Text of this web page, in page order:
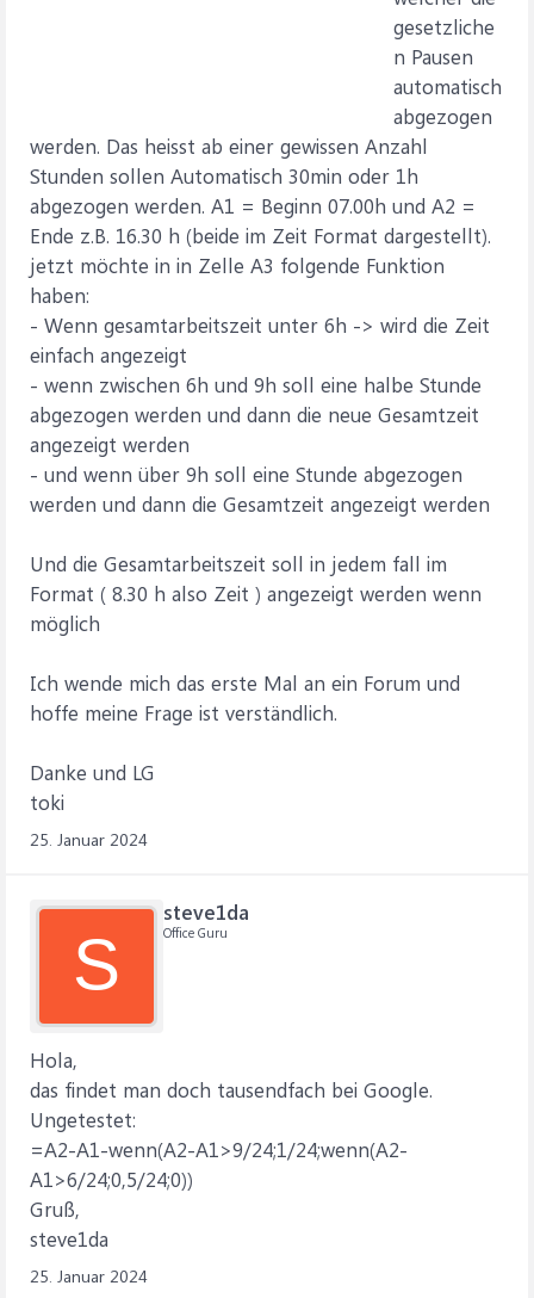
gesetzliche
n Pausen
automatisch
abgezogen
werden. Das heisst ab einer gewissen Anzahl
Stunden sollen Automatisch 30min oder 1h
abgezogen werden. A1 = Beginn 07.00h und A2 =
Ende z.B. 16.30 h (beide im Zeit Format dargestellt).
jetzt möchte in in Zelle A3 folgende Funktion
haben:
- Wenn gesamtarbeitszeit unter 6h -> wird die Zeit
einfach angezeigt
- wenn zwischen 6h und 9h soll eine halbe Stunde
abgezogen werden und dann die neue Gesamtzeit
angezeigt werden
- und wenn über 9h soll eine Stunde abgezogen
werden und dann die Gesamtzeit angezeigt werden
Und die Gesamtarbeitszeit soll in jedem fall im
Format ( 8.30 h also Zeit ) angezeigt werden wenn
möglich
Ich wende mich das erste Mal an ein Forum und
hoffe meine Frage ist verständlich.
Danke und LG
toki
25. Januar 2024
S
steve1da
Office Guru
Hola,
das findet man doch tausendfach bei Google.
Ungetestet:
=A2-A1-wenn(A2-A1>9/24;1/24;wenn(A2-
A1>6/24;0,5/24;0))
Gruß,
steve1da
25. Januar 2024